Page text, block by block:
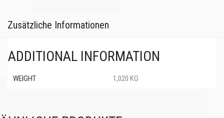
Zusätzliche Informationen
ADDITIONAL INFORMATION
WEIGHT 1,020 KG